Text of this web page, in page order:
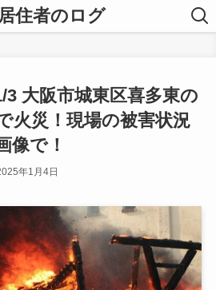
住者のログ
3 大阪市城東区喜多東の
火災！現場の被害状況
像で！
年1月4日